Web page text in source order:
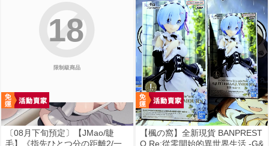
限制級商品
18
〔08月下旬預定〕【JMao/睫
毛】《指先ひとつ分の距離2/一
【楓の窩】全新現貨 BANPREST
O Re:從零開始的異世界生活 -G&